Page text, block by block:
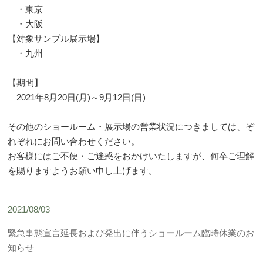
・東京
・大阪
【対象サンプル展示場】
・九州
【期間】
2021年8月20日(月)～9月12日(日)
その他のショールーム・展示場の営業状況につきましては、ぞ
れぞれにお問い合わせください。
お客様にはご不便・ご迷惑をおかけいたしますが、何卒ご理解
を賜りますようお願い申し上げます。
2021/08/03
緊急事態宣言延長および発出に伴うショールーム臨時休業のお
知らせ